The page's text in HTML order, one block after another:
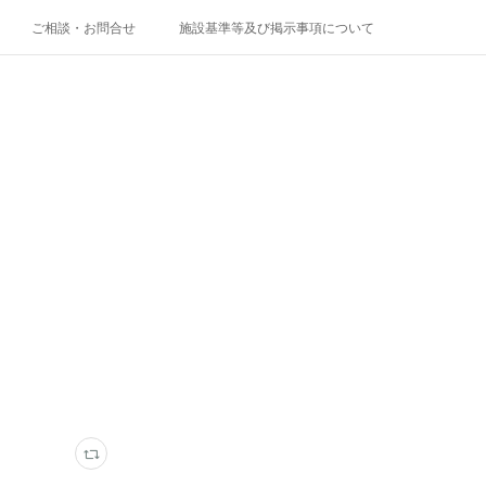
ご相談・お問合せ 施設基準等及び掲示事項について